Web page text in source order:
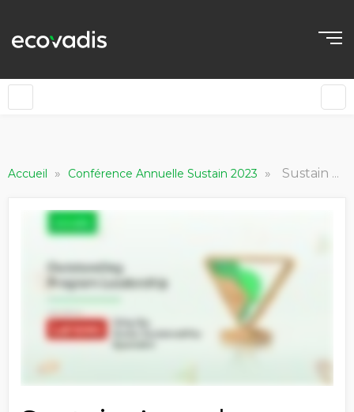
Accueil » Conférence Annuelle Sustain 2023 » Sustain Award - Lenovo - Outstanding Leadership